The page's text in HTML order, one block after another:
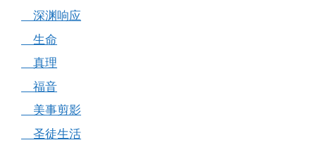
深渊响应
生命
真理
福音
美事剪影
圣徒生活